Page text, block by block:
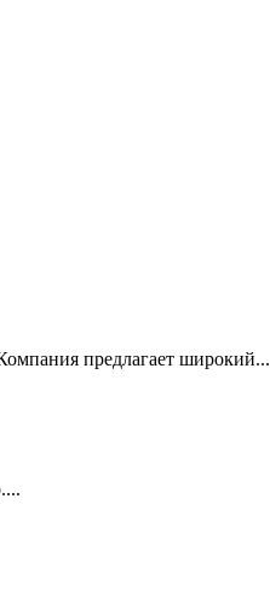
предлагает широкий...